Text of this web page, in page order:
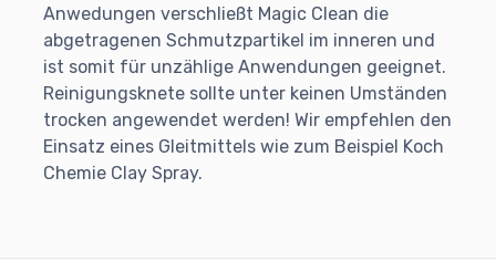
Anwedungen verschließt Magic Clean die
abgetragenen Schmutzpartikel im inneren und
ist somit für unzählige Anwendungen geeignet.
Reinigungsknete sollte unter keinen Umständen
trocken angewendet werden! Wir empfehlen den
Einsatz eines Gleitmittels wie zum Beispiel Koch
Chemie Clay Spray.